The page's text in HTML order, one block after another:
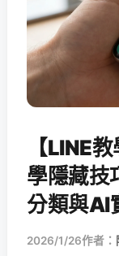
【LINE
學隱藏技
分類與AI
2026/1/26作者：